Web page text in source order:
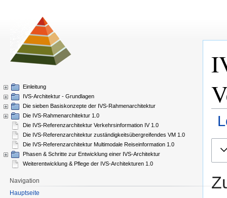
Einleitung
IVS-Architektur - Grundlagen
Die sieben Basiskonzepte der IVS-Rahmenarchitektur
Die IVS-Rahmenarchitektur 1.0
Die IVS-Referenzarchitektur Verkehrsinformation IV 1.0
Die IVS-Referenzarchitektur zuständigkeitsübergreifendes VM 1.0
Die IVS-Referenzarchitektur Multimodale Reiseinformation 1.0
Phasen & Schritte zur Entwicklung einer IVS-Architektur
Weiterentwicklung & Pflege der IVS-Architekturen 1.0
Navigation
Hauptseite